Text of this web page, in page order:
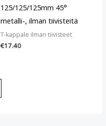
125/125/125mm 45°
metalli-, ilman tiivisteitä
T-kappale ilman tiivisteet
€17.40